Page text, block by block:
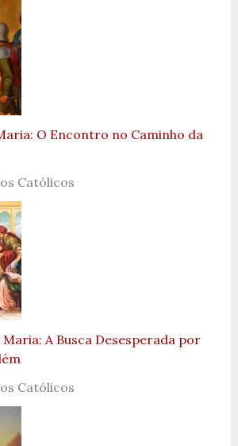
O Encontro no Caminho da
Católicos
A Busca Desesperada por
Católicos